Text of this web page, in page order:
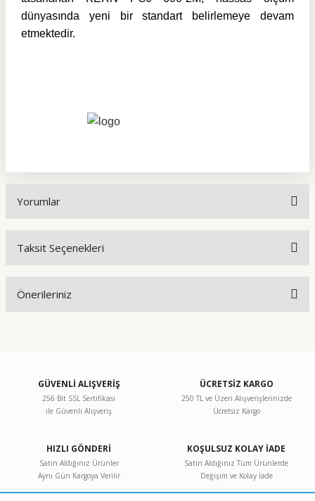
dünyasında yeni bir standart belirlemeye devam
etmektedir.
Yorumlar
Taksit Seçenekleri
Önerileriniz
Görüş ve önerileriniz için teşekkür ederiz.
Ürün resmi kalitesiz, bozuk veya görüntülenemiyor.
Ürün bilgilerinde hatalar bulunuyor.
Ürün fiyatı diğer sitelerden daha pahalı.
GÜVENLİ ALIŞVERİŞ
256 Bit SSL Sertifikası
ile Güvenli Alışveriş
ÜCRETSİZ KARGO
250 TL ve Üzeri Alışverişlerinizde
Ücretsiz Kargo
HIZLI GÖNDERİ
Satın Aldığınız Ürünler
Aynı Gün Kargoya Verilir
KOŞULSUZ KOLAY İADE
Satın Aldığınız Tüm Ürünlerde
Değişim ve Kolay İade